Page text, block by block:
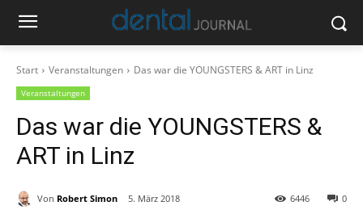
Start Veranstaltungen Das war die YOUNGSTERS & ART in Linz
Veranstaltungen
Das war die YOUNGSTERS &
ART in Linz
Von Robert Simon 5. März 2018 0
6446